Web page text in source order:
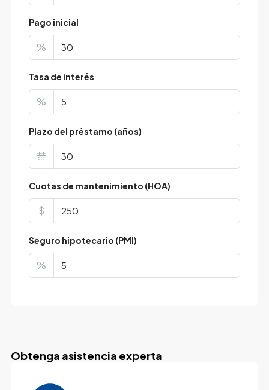
Pago inicial
%
Tasa de interés
%
Plazo del préstamo (años)
Cuotas de mantenimiento (HOA)
$
Seguro hipotecario (PMI)
%
Obtenga asistencia experta